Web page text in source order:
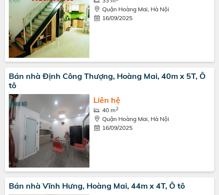
Quận Hoàng Mai, Hà Nội
16/09/2025
Bán nhà Định Công Thượng, Hoàng Mai, 40m x 5T, Ô
tô
Liên hệ
40 m2
Quận Hoàng Mai, Hà Nội
16/09/2025
Bán nhà Vĩnh Hưng, Hoàng Mai, 44m x 4T, Ô tô